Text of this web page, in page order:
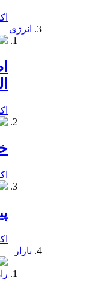
انرژی
بازار